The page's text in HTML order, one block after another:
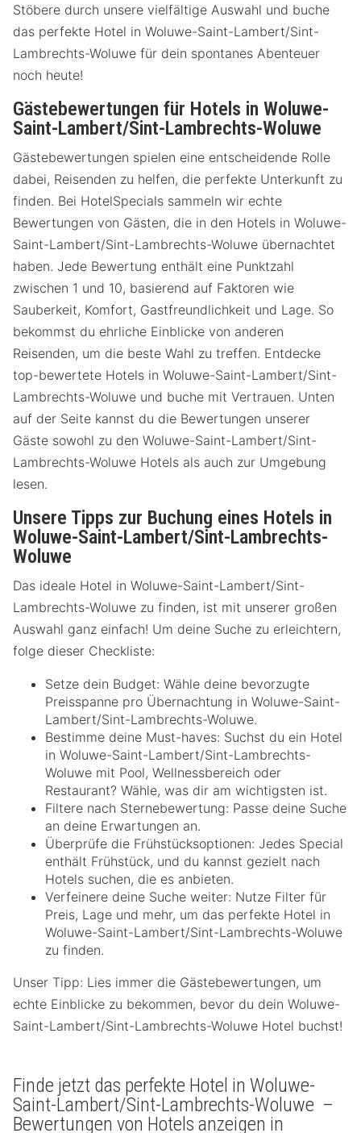
Stöbere durch unsere vielfältige Auswahl und buche
das perfekte Hotel in Woluwe-Saint-Lambert/Sint-
Lambrechts-Woluwe für dein spontanes Abenteuer
noch heute!
Gästebewertungen für Hotels in Woluwe-
Saint-Lambert/Sint-Lambrechts-Woluwe
Gästebewertungen spielen eine entscheidende Rolle
dabei, Reisenden zu helfen, die perfekte Unterkunft zu
finden. Bei HotelSpecials sammeln wir echte
Bewertungen von Gästen, die in den Hotels in Woluwe-
Saint-Lambert/Sint-Lambrechts-Woluwe übernachtet
haben. Jede Bewertung enthält eine Punktzahl
zwischen 1 und 10, basierend auf Faktoren wie
Sauberkeit, Komfort, Gastfreundlichkeit und Lage. So
bekommst du ehrliche Einblicke von anderen
Reisenden, um die beste Wahl zu treffen. Entdecke
top-bewertete Hotels in Woluwe-Saint-Lambert/Sint-
Lambrechts-Woluwe und buche mit Vertrauen. Unten
auf der Seite kannst du die Bewertungen unserer
Gäste sowohl zu den Woluwe-Saint-Lambert/Sint-
Lambrechts-Woluwe Hotels als auch zur Umgebung
lesen.
Unsere Tipps zur Buchung eines Hotels in
Woluwe-Saint-Lambert/Sint-Lambrechts-
Woluwe
Das ideale Hotel in Woluwe-Saint-Lambert/Sint-
Lambrechts-Woluwe zu finden, ist mit unserer großen
Auswahl ganz einfach! Um deine Suche zu erleichtern,
folge dieser Checkliste:
Setze dein Budget: Wähle deine bevorzugte
Preisspanne pro Übernachtung in Woluwe-Saint-
Lambert/Sint-Lambrechts-Woluwe.
Bestimme deine Must-haves: Suchst du ein Hotel
in Woluwe-Saint-Lambert/Sint-Lambrechts-
Woluwe mit Pool, Wellnessbereich oder
Restaurant? Wähle, was dir am wichtigsten ist.
Filtere nach Sternebewertung: Passe deine Suche
an deine Erwartungen an.
Überprüfe die Frühstücksoptionen: Jedes Special
enthält Frühstück, und du kannst gezielt nach
Hotels suchen, die es anbieten.
Verfeinere deine Suche weiter: Nutze Filter für
Preis, Lage und mehr, um das perfekte Hotel in
Woluwe-Saint-Lambert/Sint-Lambrechts-Woluwe
zu finden.
Unser Tipp: Lies immer die Gästebewertungen, um
echte Einblicke zu bekommen, bevor du dein Woluwe-
Saint-Lambert/Sint-Lambrechts-Woluwe Hotel buchst!
Finde jetzt das perfekte Hotel in Woluwe-
Saint-Lambert/Sint-Lambrechts-Woluwe –
Bewertungen von Hotels anzeigen in